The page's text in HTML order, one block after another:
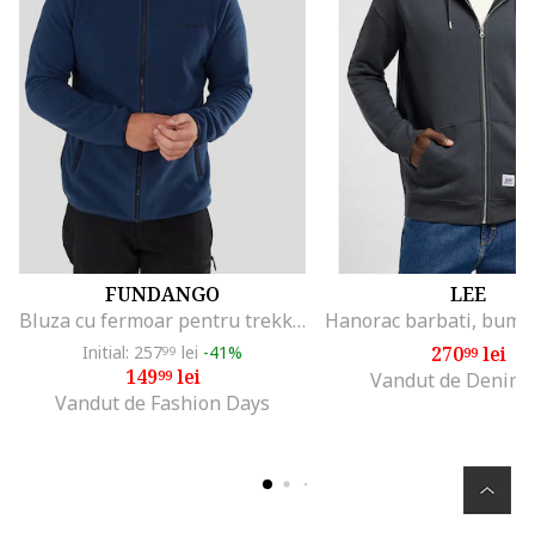
FUNDANGO
Bluza cu fermoar pentru trekking Nestor II, Albastru inchis
Initial: 25799 lei -41%
14999lei
Vandut de Fashion Days
LEE
27099lei
Vandut de